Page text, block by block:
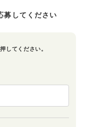
募してください
してください。